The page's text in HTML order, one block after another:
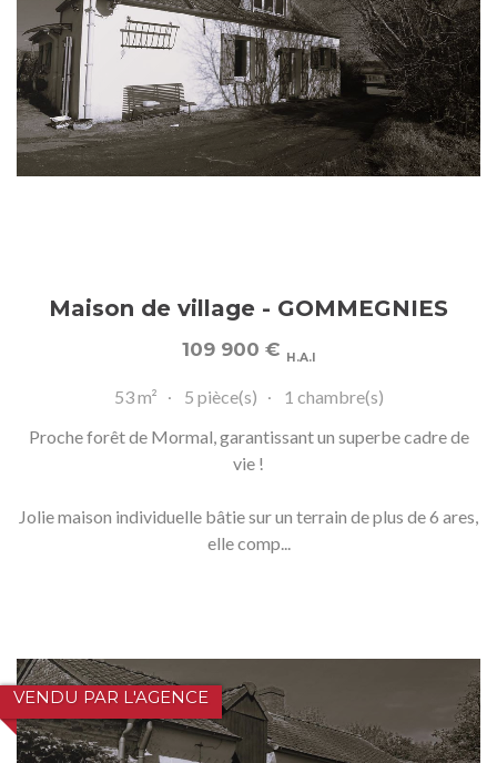
Maison de village - GOMMEGNIES
109 900 € H.A.I
53 m² 5 pièce(s)
1 chambre(s)
Proche forêt de Mormal, garantissant un superbe cadre de
vie !
Jolie maison individuelle bâtie sur un terrain de plus de 6 ares,
elle comp...
VENDU PAR L'AGENCE